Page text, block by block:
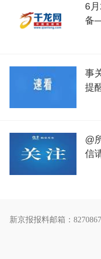
6
备
事
提
@
信
新京报报料邮箱：